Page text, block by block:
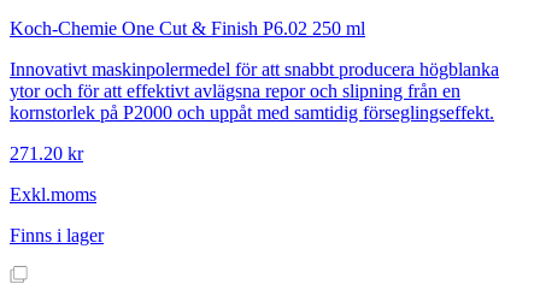
Koch-Chemie One Cut & Finish P6.02 250 ml
Innovativt maskinpolermedel för att snabbt producera högblanka
ytor och för att effektivt avlägsna repor och slipning från en
kornstorlek på P2000 och uppåt med samtidig förseglingseffekt.
271.20 kr
Exkl.moms
Finns i lager